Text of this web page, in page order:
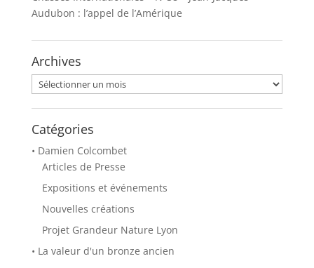
Audubon : l’appel de l’Amérique
Archives
Archives
Catégories
• Damien Colcombet
Articles de Presse
Expositions et événements
Nouvelles créations
Projet Grandeur Nature Lyon
• La valeur d'un bronze ancien